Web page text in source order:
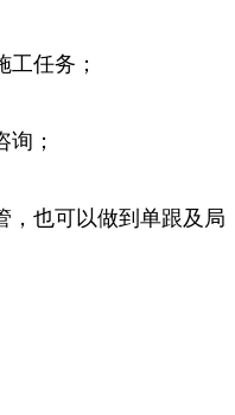
任务；
；
，也可以做到单跟及局